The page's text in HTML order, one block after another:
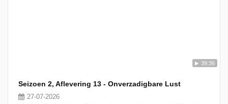
39:36
Seizoen 2, Aflevering 13 - Onverzadigbare Lust
27-07-2026